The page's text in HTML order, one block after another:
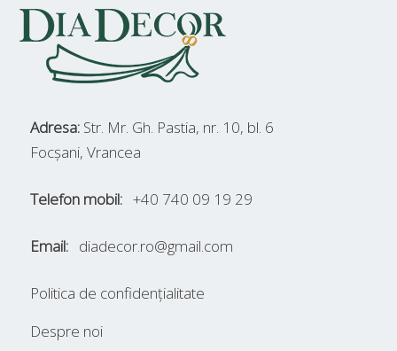
Adresa: Str. Mr. Gh. Pastia, nr. 10, bl. 6
Focșani, Vrancea
Telefon mobil: +40 740 09 19 29
Email: diadecor.ro@gmail.com
Politica de confidențialitate
Despre noi